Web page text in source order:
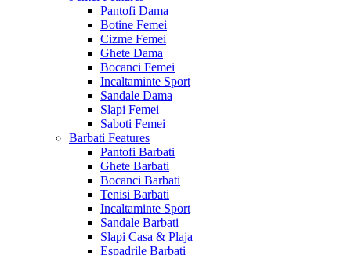
Pantofi Dama
Botine Femei
Cizme Femei
Ghete Dama
Bocanci Femei
Incaltaminte Sport
Sandale Dama
Slapi Femei
Saboti Femei
Barbati Features
Pantofi Barbati
Ghete Barbati
Bocanci Barbati
Tenisi Barbati
Incaltaminte Sport
Sandale Barbati
Slapi Casa & Plaja
Espadrile Barbati